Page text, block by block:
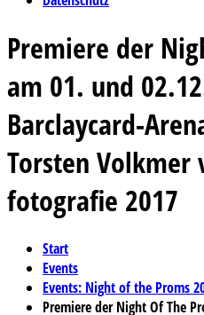
Premiere der
am 01. und
Barclaycard-
Torsten Volkmer
fotografie 2017
Start
Events
Events: Night of the Proms
Premiere der Night Of The